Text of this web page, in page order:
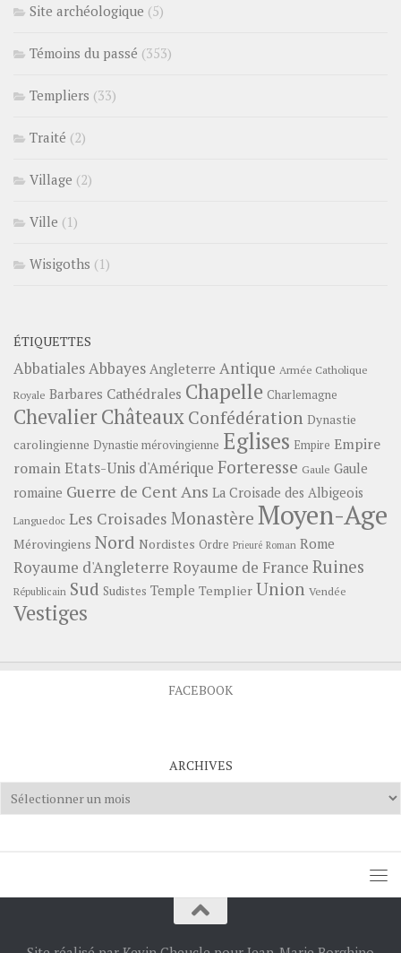
Site archéologique (5)
Témoins du passé (353)
Templiers (33)
Traité (2)
Village (2)
Ville (1)
Wisigoths (1)
ÉTIQUETTES
Abbatiales Abbayes Angleterre Antique Armée Catholique
Royale Barbares Cathédrales Chapelle Charlemagne
ChevalierChâteauxConfédération Dynastie
carolingienne Dynastie mérovingienne Eglises Empire Empire
romainEtats-Unis d'Amérique Forteresse Gaule Gaule
romaine Guerre de Cent Ans La Croisade des Albigeois
Languedoc Les Croisades Monastère Moyen-Age
Mérovingiens Nord Nordistes Ordre Prieuré Roman Rome
Royaume d'Angleterre Royaume de France Ruines
Républicain Sud Sudistes Temple Templier Union Vendée
Vestiges
FACEBOOK
ARCHIVES
Archives